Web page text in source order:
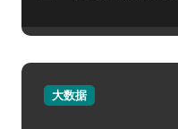
大数据